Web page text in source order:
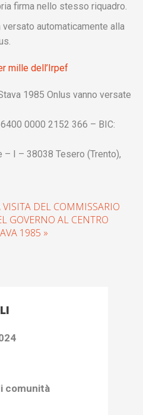
firma nello stesso riquadro.
versato automaticamente alla
mille dell’Irpef
1985 Onlus vanno versate
0000 2152 366 – BIC:
– I – 38038 Tesero (Trento),
VISITA DEL COMMISSARIO
GOVERNO AL CENTRO
1985 »
comunità